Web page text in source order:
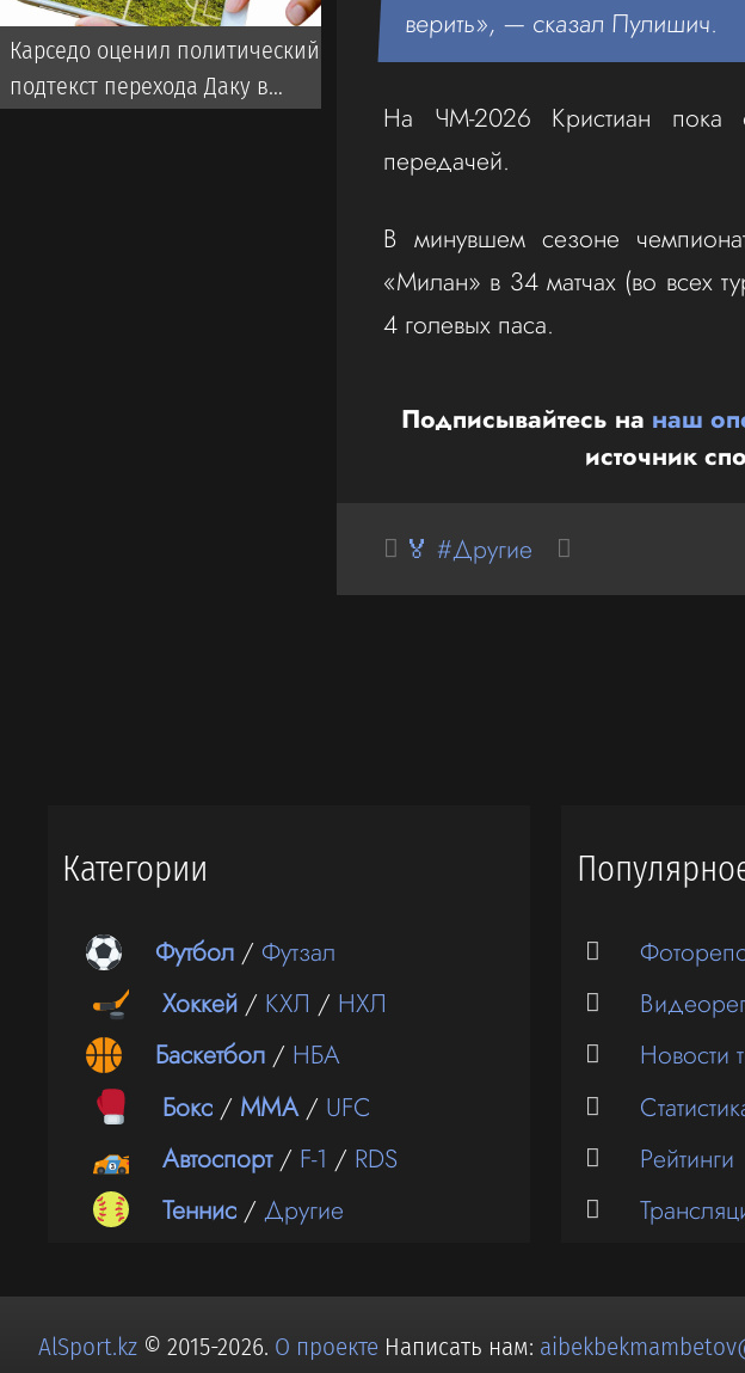
верить», — сказал Пулишич.
На ЧМ-2026 Кристиан пока
передачей.
В минувшем сезоне
«Милан» в 34 матчах (во всех
4 голевых паса.
Подписывайтесь на наш
источник
🏅 #Другие
Карседо оценил политический
подтекст перехода Даку в
Категории
Футбол /Футзал
Хоккей / КХЛ / НХЛ
Баскетбол / НБА
Бокс / ММА/ UFC
Автоспорт/ F-1 / RDS
Теннис /Другие
Новости
Рейтинги
AlSport.kz © 2015-2026. О проекте Написать нам: